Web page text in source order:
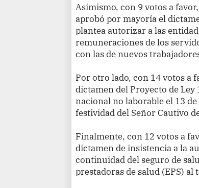
Asimismo, con 9 votos a
aprobó por mayoría el
plantea autorizar a las
remuneraciones de los
con las de nuevos
Por otro lado, con 14 votos a
dictamen del Proyecto de
nacional no laborable el 13
festividad del Señor Cautivo
Finalmente, con 12 votos a
dictamen de insistencia a la
continuidad del seguro de
prestadoras de salud (EPS)